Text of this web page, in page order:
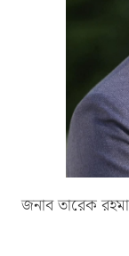
জনাব তারেক রহমান